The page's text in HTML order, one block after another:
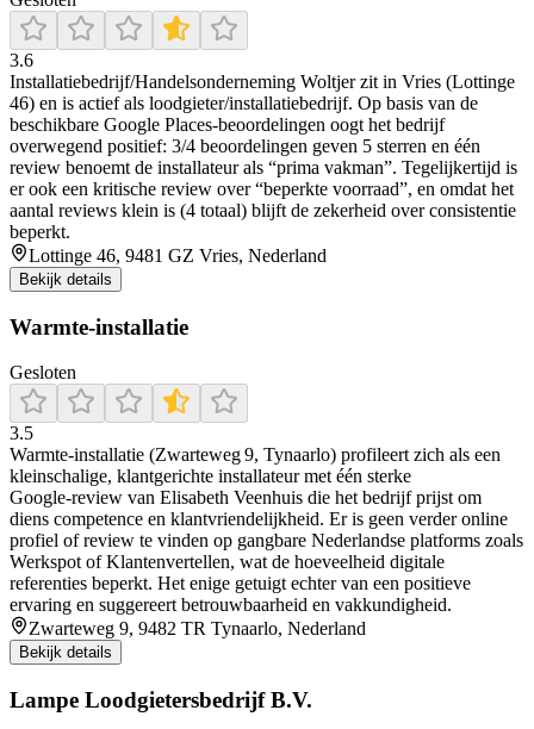
3.6
Installatiebedrijf/Handelsonderneming Woltjer zit in Vries (Lottinge
46) en is actief als loodgieter/installatiebedrijf. Op basis van de
beschikbare Google Places-beoordelingen oogt het bedrijf
overwegend positief: 3/4 beoordelingen geven 5 sterren en één
review benoemt de installateur als “prima vakman”. Tegelijkertijd is
er ook een kritische review over “beperkte voorraad”, en omdat het
aantal reviews klein is (4 totaal) blijft de zekerheid over consistentie
beperkt.
Lottinge 46, 9481 GZ Vries, Nederland
Bekijk details
Warmte-installatie
Gesloten
3.5
Warmte‑installatie (Zwarteweg 9, Tynaarlo) profileert zich als een
kleinschalige, klantgerichte installateur met één sterke
Google‑review van Elisabeth Veenhuis die het bedrijf prijst om
diens competence en klantvriendelijkheid. Er is geen verder online
profiel of review te vinden op gangbare Nederlandse platforms zoals
Werkspot of Klantenvertellen, wat de hoeveelheid digitale
referenties beperkt. Het enige getuigt echter van een positieve
ervaring en suggereert betrouwbaarheid en vakkundigheid.
Zwarteweg 9, 9482 TR Tynaarlo, Nederland
Bekijk details
Lampe Loodgietersbedrijf B.V.